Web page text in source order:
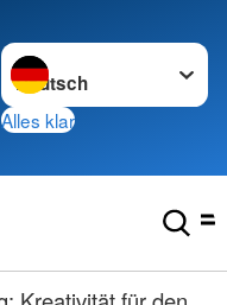
Sprache wechseln zu
Alles klar